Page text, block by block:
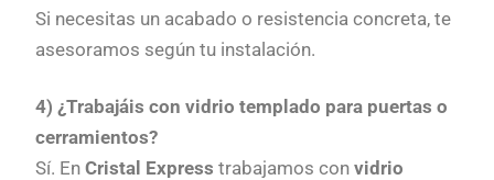
Si necesitas un acabado o resistencia concreta, te
asesoramos según tu instalación.
4) ¿Trabajáis con vidrio templado para puertas o
cerramientos?
Sí. EnCristal Express trabajamos convidrio